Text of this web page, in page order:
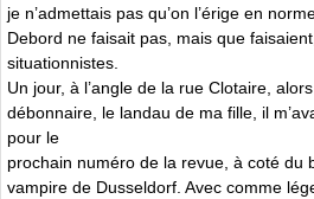
je n’admettais pas qu’on l’érige en
Debord ne faisait pas, mais que
situationnistes.
Un jour, à l’angle de la rue Clotaire,
débonnaire, le landau de ma fille, il
pour le
prochain numéro de la revue, à coté du
vampire de Dusseldorf. Avec comme